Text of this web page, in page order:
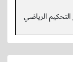
التحكيم الرياضي